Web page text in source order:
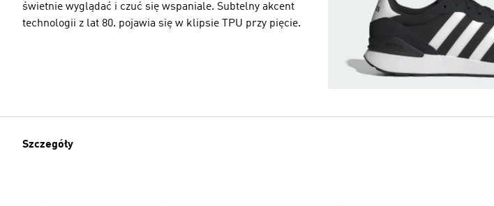
świetnie wyglądać i czuć się wspaniale. Subtelny akcent
technologii z lat 80. pojawia się w klipsie TPU przy pięcie.
Szczegóły